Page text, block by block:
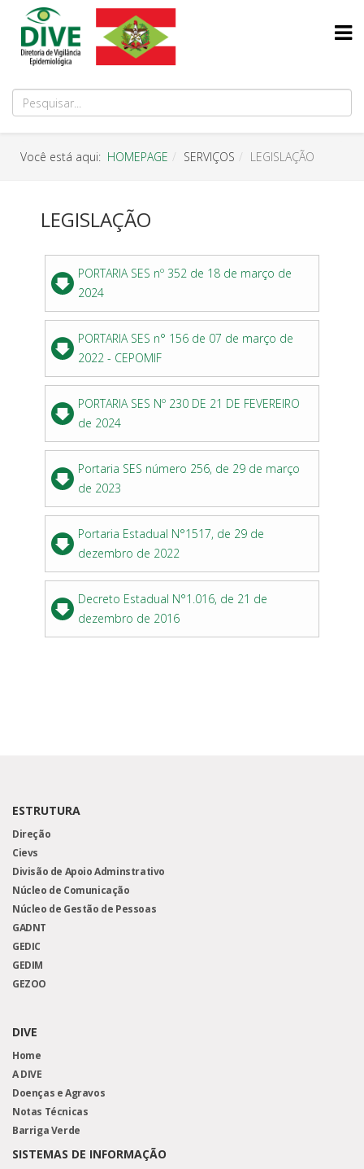
Você está aqui: HOMEPAGE SERVIÇOS LEGISLAÇÃO
LEGISLAÇÃO
PORTARIA SES nº 352 de 18 de março de
2024
PORTARIA SES n° 156 de 07 de março de
2022 - CEPOMIF
PORTARIA SES Nº 230 DE 21 DE FEVEREIRO
de 2024
Portaria SES número 256, de 29 de março
de 2023
Portaria Estadual N°1517, de 29 de
dezembro de 2022
Decreto Estadual N°1.016, de 21 de
dezembro de 2016
ESTRUTURA
Direção
Cievs
Divisão de Apoio Adminstrativo
Núcleo de Comunicação
Núcleo de Gestão de Pessoas
GADNT
GEDIC
GEDIM
GEZOO
DIVE
Home
A DIVE
Doenças e Agravos
Notas Técnicas
Barriga Verde
SISTEMAS DE INFORMAÇÃO